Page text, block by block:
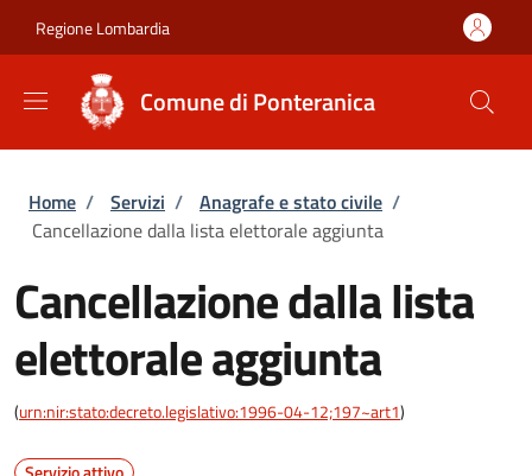
Regione Lombardia
Comune di Ponteranica
Briciole di pane
Home / Servizi / Anagrafe e stato civile /
Cancellazione dalla lista elettorale aggiunta
Cancellazione dalla lista
elettorale aggiunta
(urn:nir:stato:decreto.legislativo:1996-04-12;197~art1)